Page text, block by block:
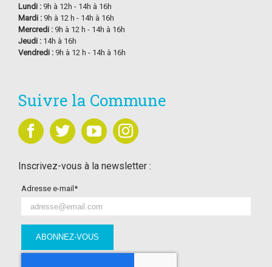
Lundi : 9h à 12h - 14h à 16h
Mardi : 9h à 12 h - 14h à 16h
Mercredi : 9h à 12 h - 14h à 16h
Jeudi : 14h à 16h
Vendredi : 9h à 12 h - 14h à 16h
Suivre la Commune
Inscrivez-vous à la newsletter :
Adresse e-mail*